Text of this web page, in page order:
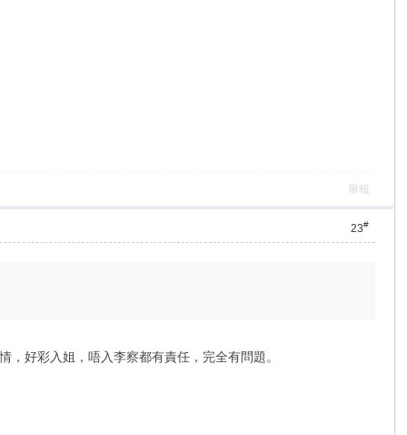
舉報
23#
好彩入姐，唔入李察都有責任，完全有問題。